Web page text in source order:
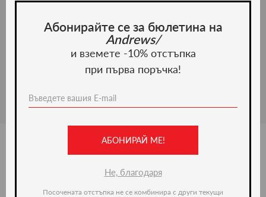
полиестер.
Материал и грижа
Ние препоръчваме
Абонирайте се за бюлетина на
Andrews/
и вземете -10% отстъпка
при първа поръчка!
АБОНИРАЙ МЕ!
Не, благодаря
Посочената отстъпка не се комбинира с други текущи